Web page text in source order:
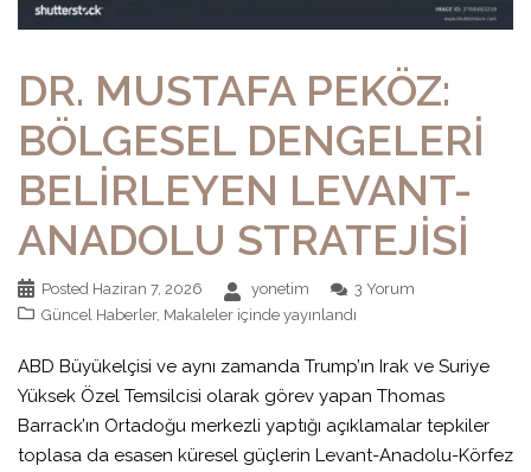
DR. MUSTAFA PEKÖZ:
BÖLGESEL DENGELERİ
BELİRLEYEN LEVANT-
ANADOLU STRATEJİSİ
Posted Haziran 7, 2026 yonetim
3 Yorum
Güncel Haberler, Makaleler içinde yayınlandı
ABD Büyükelçisi ve aynı zamanda Trump’ın Irak ve Suriye
Yüksek Özel Temsilcisi olarak görev yapan Thomas
Barrack’ın Ortadoğu merkezli yaptığı açıklamalar tepkiler
toplasa da esasen küresel güçlerin Levant-Anadolu-Körfez